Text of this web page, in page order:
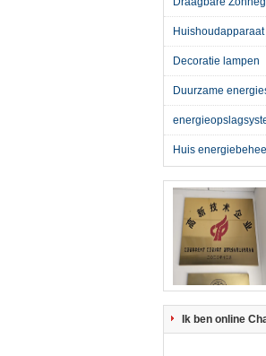
Huishoudapparaat
Decoratie lampen
Duurzame
Huis
Ik ben online